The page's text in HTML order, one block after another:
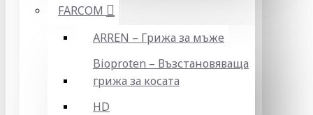
FARCOM
ARREN – Грижа за мъже
Bioproten – Възстановяваща
грижа за косата
HD